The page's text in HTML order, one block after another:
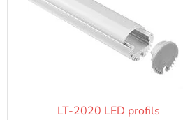
LT-2020 LED profils